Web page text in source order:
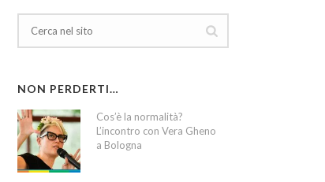
NON PERDERTI…
Cos’è la normalità?
L’incontro con Vera Gheno
a Bologna